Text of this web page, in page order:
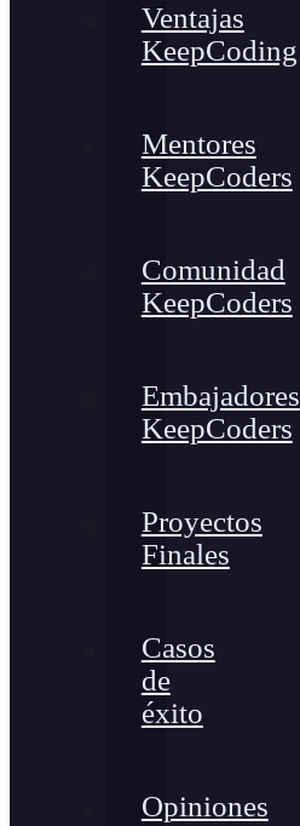
Ventajas
KeepCoding
Mentores
KeepCoders
Comunidad
KeepCoders
Embajadores
KeepCoders
Proyectos
Finales
Casos
de
éxito
Opiniones